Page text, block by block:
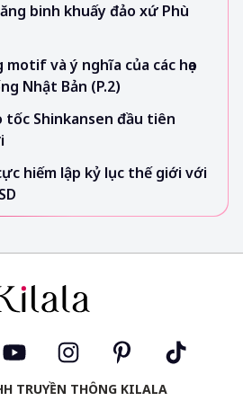
binh khuấy đảo xứ Phù
và ý nghĩa của các họa
Nhật Bản (P.2)
tốc Shinkansen đầu tiên
hiếm lập kỷ lục thế giới với
TRUYỀN THÔNG KILALA